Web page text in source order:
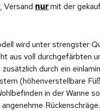
Versand nurmit der
wird unter strengster
aus voll durchgefärbten
durch ein
(höhenverstellbare
in der Wanne
Rückenschräge.